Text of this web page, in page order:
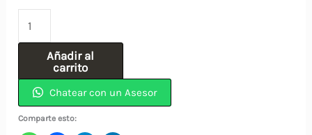
Llave
Cadena
Tubo
12"
Cromada
Añadir al
carrito
Chatear con un Asesor
Comparte esto: